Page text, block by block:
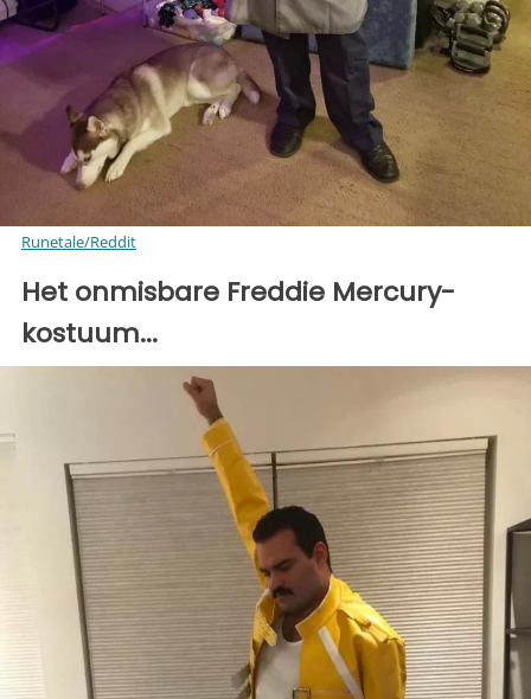
Runetale/Reddit
Het onmisbare Freddie Mercury-
kostuum...